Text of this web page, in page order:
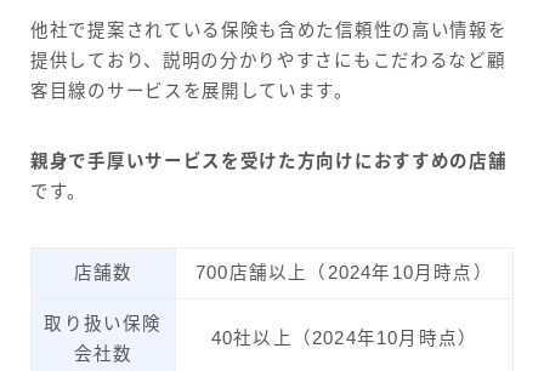
他社で提案されている保険も含めた信頼性の高い情報を
提供しており、説明の分かりやすさにもこだわるなど顧
客目線のサービスを展開しています。
親身で手厚いサービスを受けた方向けにおすすめの店舗
です。
店舗数 700店舗以上（2024年10月時点）
取り扱い保険
会社数
40社以上（2024年10月時点）